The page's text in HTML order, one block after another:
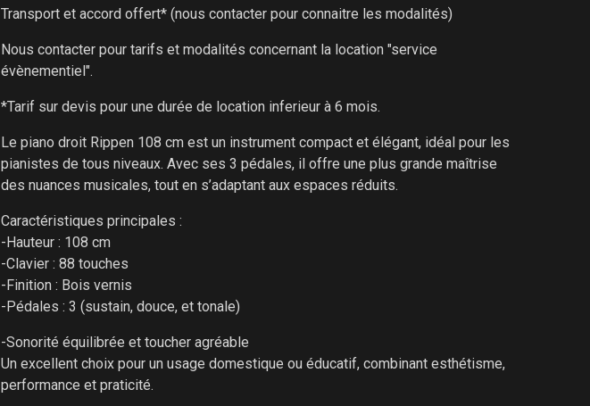
Transport et accord offert* (nous contacter pour connaitre les modalités)
Nous contacter pour tarifs et modalités concernant la location "service
évènementiel".
*Tarif sur devis pour une durée de location inferieur à 6 mois.
Le piano droit Rippen 108 cm est un instrument compact et élégant, idéal pour les
pianistes de tous niveaux. Avec ses 3 pédales, il offre une plus grande maîtrise
des nuances musicales, tout en s’adaptant aux espaces réduits.
Caractéristiques principales :
-Hauteur : 108 cm
-Clavier : 88 touches
-Finition : Bois vernis
-Pédales : 3 (sustain, douce, et tonale)
-Sonorité équilibrée et toucher agréable
Un excellent choix pour un usage domestique ou éducatif, combinant esthétisme,
performance et praticité.